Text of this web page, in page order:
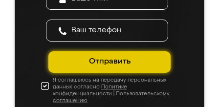
Отправить
Я соглашаюсь на передачу персональных
данных согласно Политике
конфиденциальности
Пользовательскому
соглашению